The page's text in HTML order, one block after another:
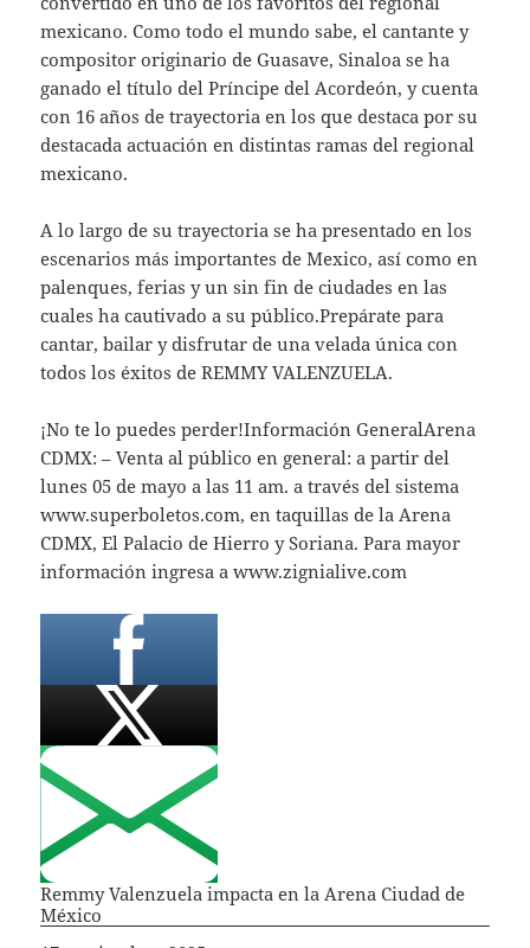
mexicano. Como todo el mundo sabe, el cantante y
compositor originario de Guasave, Sinaloa se ha
ganado el título del Príncipe del Acordeón, y cuenta
con 16 años de trayectoria en los que destaca por su
destacada actuación en distintas ramas del regional
mexicano.
A lo largo de su trayectoria se ha presentado en los
escenarios más importantes de Mexico, así como en
palenques, ferias y un sin fin de ciudades en las
cuales ha cautivado a su público.Prepárate para
cantar, bailar y disfrutar de una velada única con
todos los éxitos de REMMY VALENZUELA.
¡No te lo puedes perder!Información GeneralArena
CDMX: – Venta al público en general: a partir del
lunes 05 de mayo a las 11 am. a través del sistema
www.superboletos.com, en taquillas de la Arena
CDMX, El Palacio de Hierro y Soriana. Para mayor
información ingresa a www.zignialive.com
Remmy Valenzuela impacta en la Arena Ciudad de
México